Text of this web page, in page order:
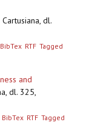
dl.
BibTex RTF Tagged
and
dl. 325,
BibTex RTF Tagged